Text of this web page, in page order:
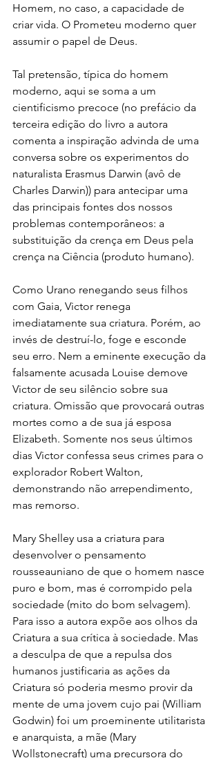
Homem, no caso, a capacidade de
criar vida. O Prometeu moderno quer
assumir o papel de Deus.
Tal pretensão, típica do homem
moderno, aqui se soma a um
cientificismo precoce (no prefácio da
terceira edição do livro a autora
comenta a inspiração advinda de uma
conversa sobre os experimentos do
naturalista Erasmus Darwin (avô de
Charles Darwin)) para antecipar uma
das principais fontes dos nossos
problemas contemporâneos: a
substituição da crença em Deus pela
crença na Ciência (produto humano).
Como Urano renegando seus filhos
com Gaia, Victor renega
imediatamente sua criatura. Porém, ao
invés de destruí-lo, foge e esconde
seu erro. Nem a eminente execução da
falsamente acusada Louise demove
Victor de seu silêncio sobre sua
criatura. Omissão que provocará outras
mortes como a de sua já esposa
Elizabeth. Somente nos seus últimos
dias Victor confessa seus crimes para o
explorador Robert Walton,
demonstrando não arrependimento,
mas remorso.
Mary Shelley usa a criatura para
desenvolver o pensamento
rousseauniano de que o homem nasce
puro e bom, mas é corrompido pela
sociedade (mito do bom selvagem).
Para isso a autora expõe aos olhos da
Criatura a sua crítica à sociedade. Mas
a desculpa de que a repulsa dos
humanos justificaria as ações da
Criatura só poderia mesmo provir da
mente de uma jovem cujo pai (William
Godwin) foi um proeminente utilitarista
e anarquista, a mãe (Mary
Wollstonecraft) uma precursora do